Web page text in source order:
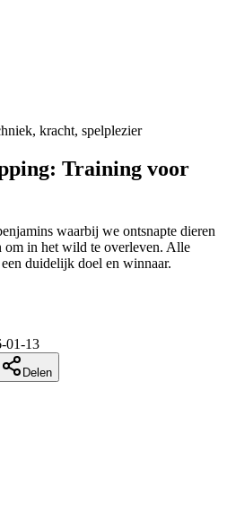
kracht, spelplezier
Training voor
waarbij we ontsnapte dieren
in het wild te overleven. Alle
duidelijk doel en winnaar.
01-13
Delen